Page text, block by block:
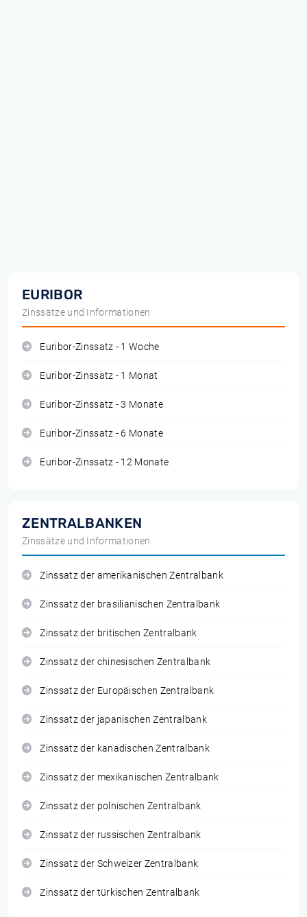
EURIBOR
Zinssätze und Informationen
Euribor-Zinssatz - 1 Woche
Euribor-Zinssatz - 1 Monat
Euribor-Zinssatz - 3 Monate
Euribor-Zinssatz - 6 Monate
Euribor-Zinssatz - 12 Monate
ZENTRALBANKEN
Zinssätze und Informationen
Zinssatz der amerikanischen Zentralbank
Zinssatz der brasilianischen Zentralbank
Zinssatz der britischen Zentralbank
Zinssatz der chinesischen Zentralbank
Zinssatz der Europäischen Zentralbank
Zinssatz der japanischen Zentralbank
Zinssatz der kanadischen Zentralbank
Zinssatz der mexikanischen Zentralbank
Zinssatz der polnischen Zentralbank
Zinssatz der russischen Zentralbank
Zinssatz der Schweizer Zentralbank
Zinssatz der türkischen Zentralbank